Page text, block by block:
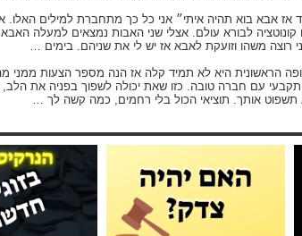
אז אבא בוא תהיה איתי״ אני כל כך מתחברת למילים האלו.
לבורא עולם. אצלי שני האבות נמצאים למעלה האבא
רוצה משהו וזועקת לאבא אז יש לי את שניהם. בימים …
הראשונית היא לא תמיד קלה אז הנה מספר הצעות ממני
על מנת להרגיש טוב יותר. 1. תקבעי עם חברה טובה. כזו שאת יכולה לשפוך בפניה
תשפוט אותך. תוציאי הכול בלי רחמים, כמה קשה לך …